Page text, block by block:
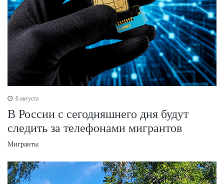
6 августа
В России с сегодняшнего дня будут
следить за телефонами мигрантов
Мигранты